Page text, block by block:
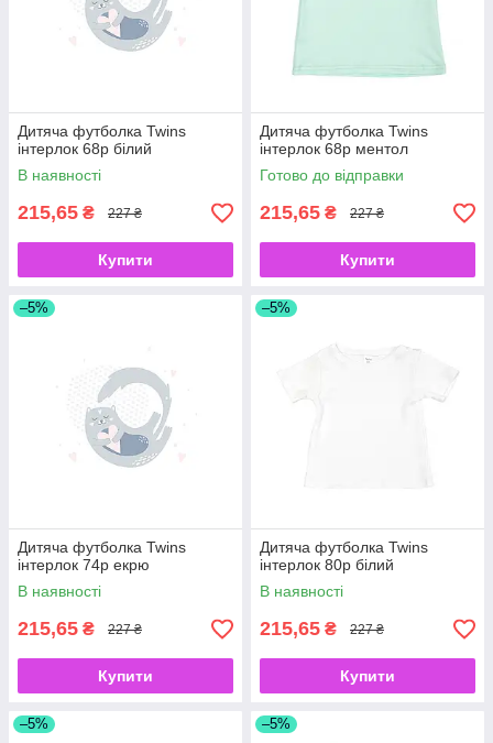
Дитяча футболка Twins
інтерлок 68р білий
В наявності
215,65 ₴ 227 ₴
Купити
Дитяча футболка Twins
інтерлок 68р ментол
Готово до відправки
215,65 ₴ 227 ₴
Купити
–5%
Дитяча футболка Twins
інтерлок 74р екрю
В наявності
215,65 ₴ 227 ₴
Купити
–5%
Дитяча футболка Twins
інтерлок 80р білий
В наявності
215,65 ₴ 227 ₴
Купити
–5% –5%